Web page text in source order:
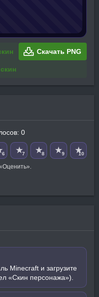
Скачать PNG
0
6 ★7 ★8 ★9 ★10
Minecraft и загрузите
«Скин персонажа»).